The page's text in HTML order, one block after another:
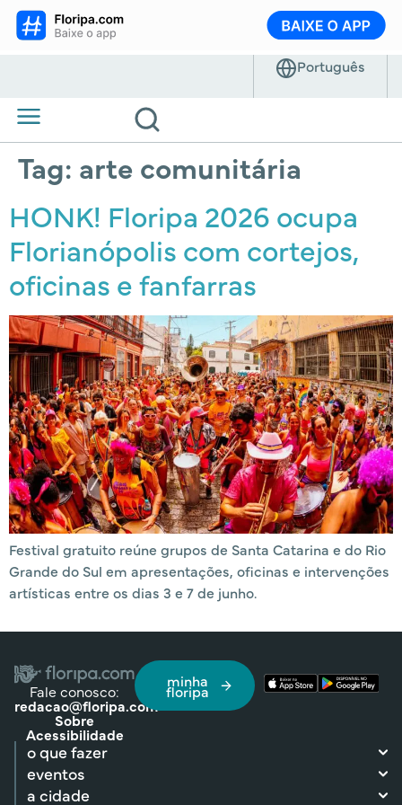
Tag: arte comunitária
HONK! Floripa 2026 ocupa
Florianópolis com cortejos,
oficinas e fanfarras
Festival gratuito reúne grupos de Santa Catarina e do Rio
Grande do Sul em apresentações, oficinas e intervenções
artísticas entre os dias 3 e 7 de junho.
Fale conosco:
redacao@floripa.com
Sobre
Acessibilidade
minha
floripa
o que fazer
eventos
a cidade